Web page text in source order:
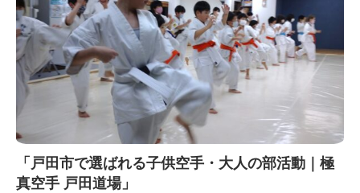
「戸田市で選ばれる子供空手・大人の部活動｜極
真空手 戸田道場」